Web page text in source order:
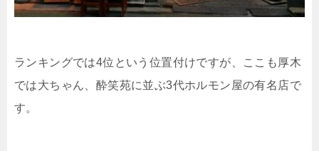
ランキングでは4位という位置付けですが、ここも厚木
では大ちゃん、酔笑苑に並ぶ3代ホルモン屋の有名店で
す。